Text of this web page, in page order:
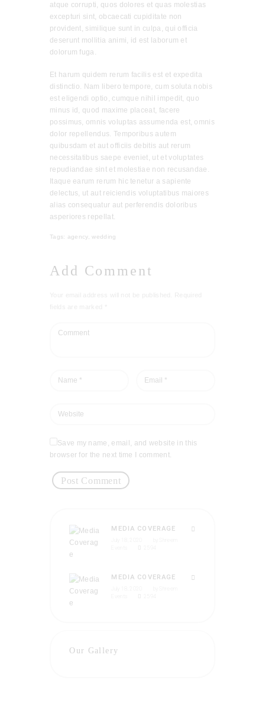
atque corrupti, quos dolores et quas molestias
excepturi sint, obcaecati cupiditate non
provident, similique sunt in culpa, qui officia
deserunt mollitia animi, id est laborum et
dolorum fuga.
Et harum quidem rerum facilis est et expedita
distinctio. Nam libero tempore, cum soluta nobis
est eligendi optio, cumque nihil impedit, quo
minus id, quod maxime placeat, facere
possimus, omnis voluptas assumenda est, omnis
dolor repellendus. Temporibus autem
quibusdam et aut officiis debitis aut rerum
necessitatibus saepe eveniet, ut et voluptates
repudiandae sint et molestiae non recusandae.
Itaque earum rerum hic tenetur a sapiente
delectus, ut aut reiciendis voluptatibus maiores
alias consequatur aut perferendis doloribus
asperiores repellat.
Tags: agency,wedding
Add Comment
Save my name, email, and website in this
browser for the next time I comment.
MEDIA COVERAGE
MEDIA COVERAGE
Our Gallery